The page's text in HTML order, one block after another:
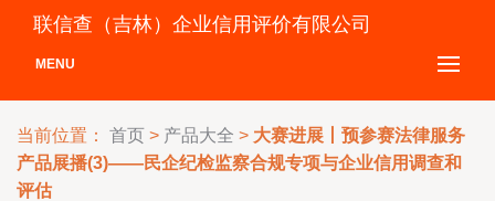
联信查（吉林）企业信用评价有限公司
MENU
当前位置： 首页 > 产品大全 > 大赛进展丨预参赛法律服务
产品展播(3)——民企纪检监察合规专项与企业信用调查和
评估